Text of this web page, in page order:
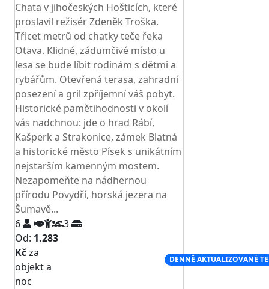
Chata v jihočeských Hošticích, které
proslavil režisér Zdeněk Troška.
Třicet metrů od chatky teče řeka
Otava. Klidné, zádumčivé místo u
lesa se bude líbit rodinám s dětmi a
rybářům. Otevřená terasa, zahradní
posezení a gril zpříjemní váš pobyt.
Historické pamětihodnosti v okolí
vás nadchnou: jde o hrad Rábí,
Kašperk a Strakonice, zámek Blatná
a historické město Písek s unikátním
nejstarším kamenným mostem.
Nezapomeňte na nádhernou
přírodu Povydří, horská jezera na
Šumavě...
6
3
Od: 1.283
Kčza
objekt a
noc
DENNĚ AKTUALIZOVANÉ